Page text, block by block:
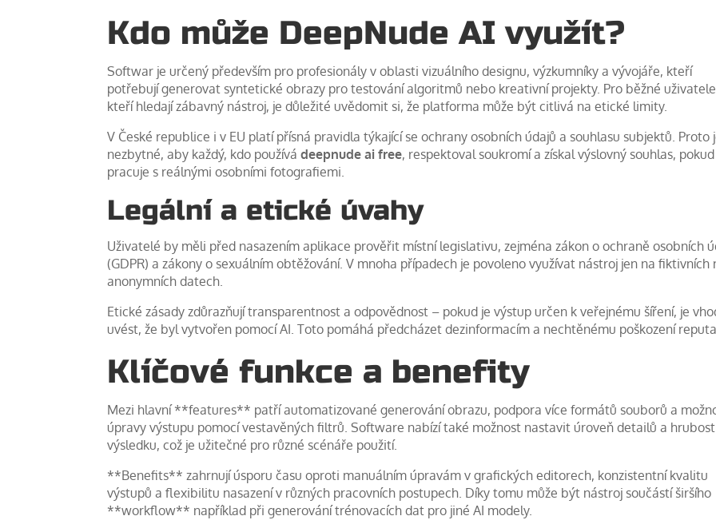
Kdo může DeepNude AI využít?
Softwar je určený především pro profesionály v oblasti vizuálního designu, výzkumníky a vývojáře, kteří
potřebují generovat syntetické obrazy pro testování algoritmů nebo kreativní projekty. Pro běžné
kteří hledají zábavný nástroj, je důležité uvědomit si, že platforma může být citlivá na etické limity.
V České republice i v EU platí přísná pravidla týkající se ochrany osobních údajů a souhlasu subjektů. Proto
nezbytné, aby každý, kdo používádeepnude ai free, respektoval soukromí a získal výslovný souhlas, pokud
pracuje s reálnými osobními fotografiemi.
Legální a etické úvahy
Uživatelé by měli před nasazením aplikace prověřit místní legislativu, zejména zákon o ochraně osobních
(GDPR) a zákony o sexuálním obtěžování. V mnoha případech je povoleno využívat nástroj jen na fiktivních
anonymních datech.
Etické zásady zdůrazňují transparentnost a odpovědnost – pokud je výstup určen k veřejnému šíření, je
uvést, že byl vytvořen pomocí AI. Toto pomáhá předcházet dezinformacím a nechtěnému poškození
Klíčové funkce a benefity
Mezi hlavní **features** patří automatizované generování obrazu, podpora více formátů souborů a
úpravy výstupu pomocí vestavěných filtrů. Software nabízí také možnost nastavit úroveň detailů a hrubost
výsledku, což je užitečné pro různé scénáře použití.
**Benefits** zahrnují úsporu času oproti manuálním úpravám v grafických editorech, konzistentní kvalitu
výstupů a flexibilitu nasazení v různých pracovních postupech. Díky tomu může být nástroj součástí širšího
**workflow** například při generování trénovacích dat pro jiné AI modely.